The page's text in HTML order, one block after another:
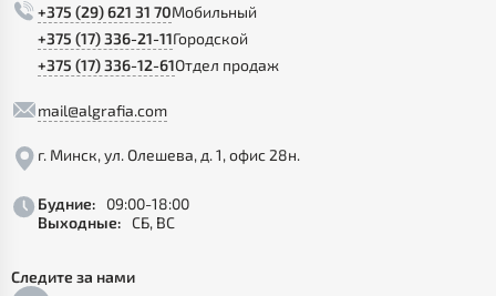
+375 (29) 621 31 70Мобильный
+375 (17) 336-21-11Городской
+375 (17) 336-12-61Отдел продаж
mail@algrafia.com
г. Минск, ул. Олешева, д. 1, офис 28н.
Будние:
09:00-18:00
Выходные: СБ, ВС
Следите за нами